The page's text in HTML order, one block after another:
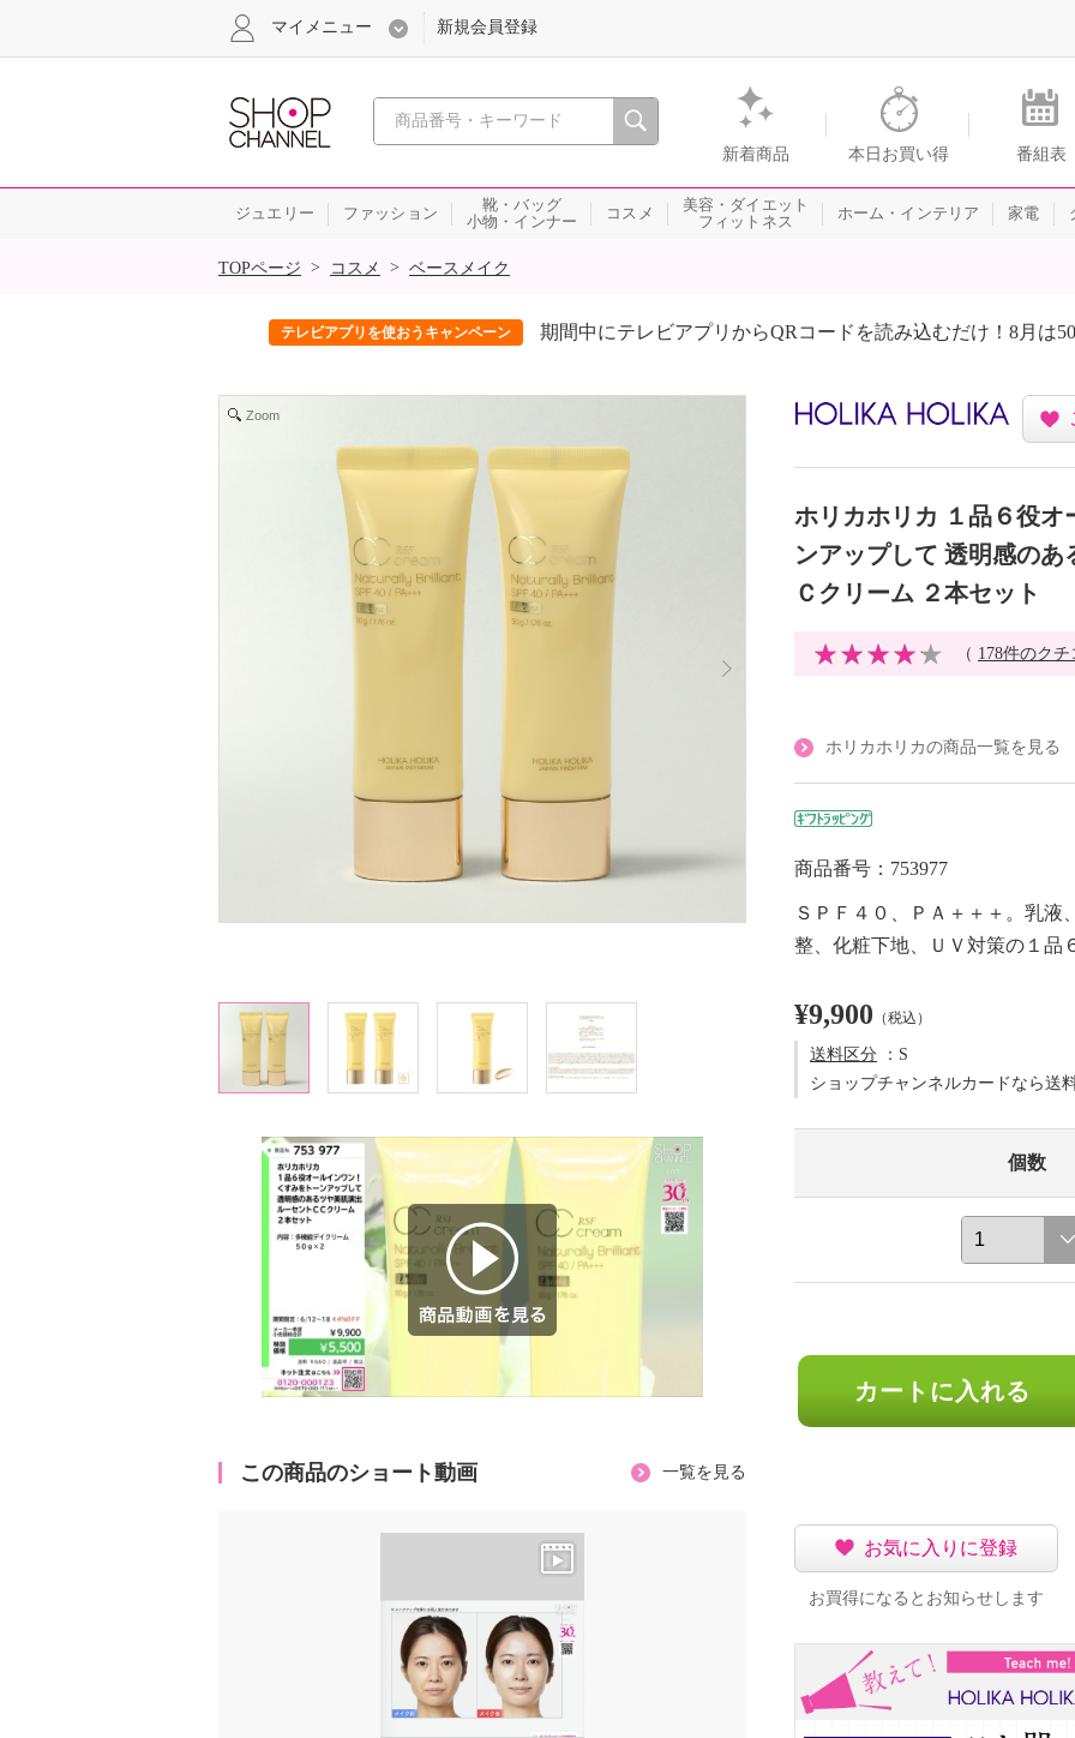
心おどる、瞬間を。通販・テレビショッピングのショップチャンネル
新着商品 本日お買い得 番組表
マイメニュー 新規会員登録
ジュエリー ファッション
靴・バッグ
小物・インナー
コスメ
美容・ダイエット
フィットネス
ホーム・インテリア 家電
SALE
TOPページ > コスメ > ベースメイク
テレビアプリを使おうキャンペーン 期間中にテレビアプリからQRコードを読み込むだけ！8月は
Zoom
商品動画を見る
この商品のショート動画 一覧を見る
ホリカホリカ １品６役
ンアップして 透明感の
Ｃクリーム ２本セット
（ 178件のクチ
ホリカホリカの商品一覧を見る
商品番号：753977
ＳＰＦ４０、ＰＡ＋＋＋。乳
整、化粧下地、ＵＶ対策の１品
¥9,900 （税込）
送料区分 ：S
ショップチャンネルカードなら送
個数
カートに入れる
お気に入りに登録
お買得になるとお知らせします